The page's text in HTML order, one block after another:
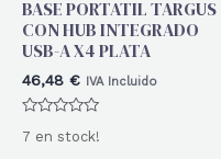
BASE PORTATIL TARGUS
CON HUB INTEGRADO
USB-A X4 PLATA
46,48 € IVA Incluido
con
7 en stock!